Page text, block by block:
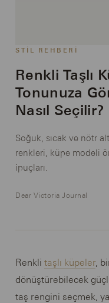
STIL REHBERI
Renkli Taşlı
Tonunuza
Nasıl Seçilir?
Soğuk, sıcak ve nötr
renkleri, küpe modeli
ipuçları.
Dear Victoria Journal
Renkli taşlı küpeler,
dönüştürebilecek
taş rengini seçmek,